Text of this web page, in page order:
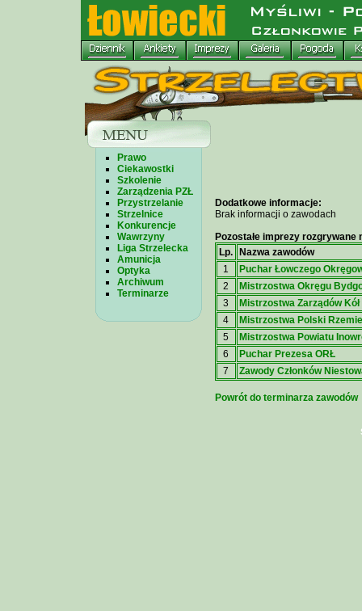
Prawo
Ciekawostki
Szkolenie
Zarządzenia PZŁ
Przystrzelanie
Strzelnice
Konkurencje
Wawrzyny
Liga Strzelecka
Amunicja
Optyka
Archiwum
Terminarze
Dodatkowe informacje:
Brak informacji o zawodach
Pozostałe imprezy rozgrywane
Lp.
Nazwa zawodów
1
Puchar Łowczego
2
Mistrzostwa Okręgu
3
Mistrzostwa Zarządów
4
Mistrzostwa Polski
5
Mistrzostwa Powiatu
6
Puchar Prezesa ORŁ
7
Zawody Członków
Powrót do terminarza zawodów